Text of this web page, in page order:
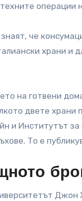
операции
че
храни и
на готвени
двете
и Институтът за
То е